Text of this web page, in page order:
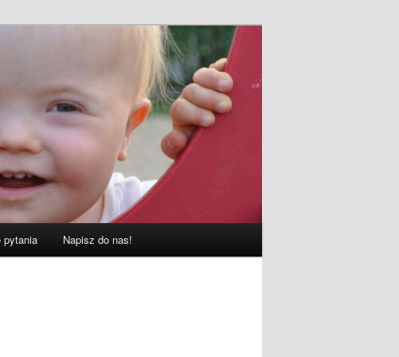
pytania Napisz do nas!